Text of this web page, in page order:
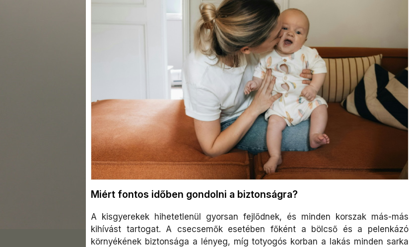
Miért fontos időben gondolni a biztonságra?
A kisgyerekek hihetetlenül gyorsan fejlődnek, és minden korszak más-más
kihívást tartogat. A csecsemők esetében főként a bölcső és a pelenkázó
környékének biztonsága a lényeg, míg totyogós korban a lakás minden sarka